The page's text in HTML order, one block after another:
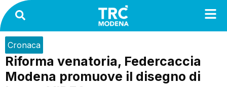
Cronaca
Riforma venatoria, Federcaccia
Modena promuove il disegno di